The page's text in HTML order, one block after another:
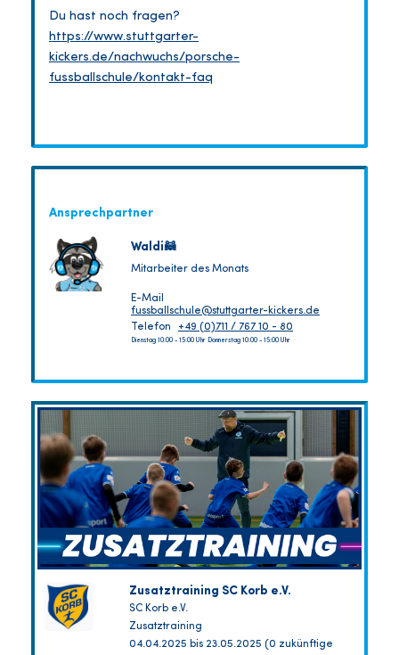
Du hast noch fragen?
https://www.stuttgarter-
kickers.de/nachwuchs/porsche-
fussballschule/kontakt-faq
Ansprechpartner
Waldi🦝
Mitarbeiter des Monats
E-Mail
fussballschule@stuttgarter-kickers.de
Telefon
+49 (0)711 / 767 10 - 80
Dienstag 10:00 - 15:00 Uhr Donnerstag 10:00 - 15:00 Uhr
Zusatztraining SC Korb e.V.
SC Korb e.V.
Zusatztraining
04.04.2025 bis 23.05.2025 (0 zukünftige